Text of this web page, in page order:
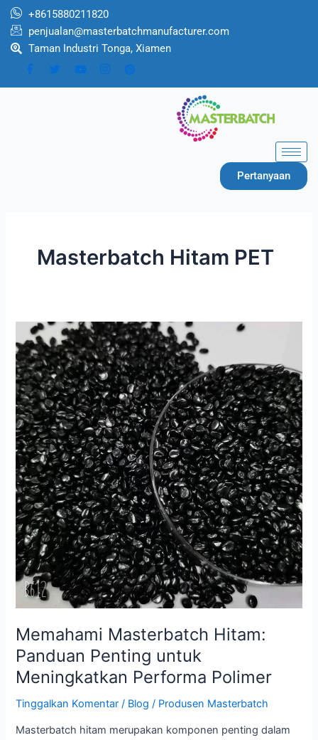
Lewati
konten
+8615880211820
penjualan@masterbatchmanufacturer.com
Taman Industri Tonga, Xiamen
Pertanyaan
Masterbatch Hitam PET
Memahami Masterbatch Hitam:
Panduan Penting untuk
Meningkatkan Performa Polimer
Tinggalkan Komentar / Blog / Produsen Masterbatch
Masterbatch hitam merupakan komponen penting dalam
Memahami
Masterbatch
Hitam:
Panduan
Penting
untuk
Meningkatkan
Performa
Polimer